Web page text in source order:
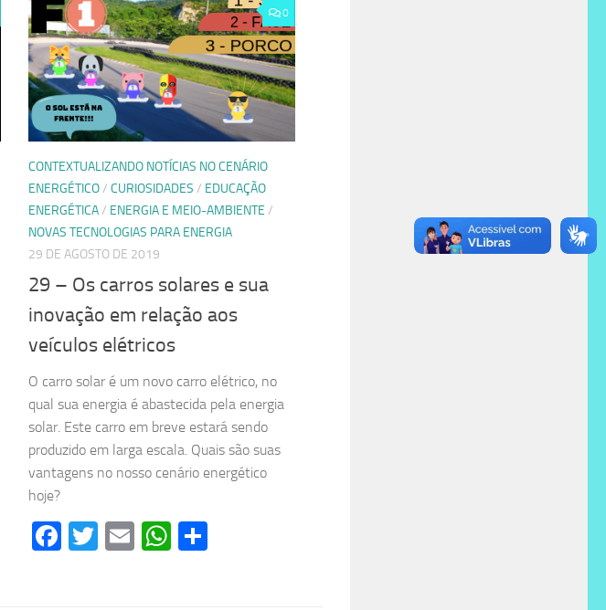
0
CONTEXTUALIZANDO NOTÍCIAS NO CENÁRIO
ENERGÉTICO/ CURIOSIDADES / EDUCAÇÃO
ENERGÉTICA/ ENERGIA E MEIO-AMBIENTE /
NOVAS TECNOLOGIAS PARA ENERGIA
29 DE AGOSTO DE 2019
29 – Os carros solares e sua
inovação em relação aos
veículos elétricos
O carro solar é um novo carro elétrico, no
qual sua energia é abastecida pela energia
solar. Este carro em breve estará sendo
produzido em larga escala. Quais são suas
vantagens no nosso cenário energético
hoje?
Facebook
Twitter
EmailWhatsApp